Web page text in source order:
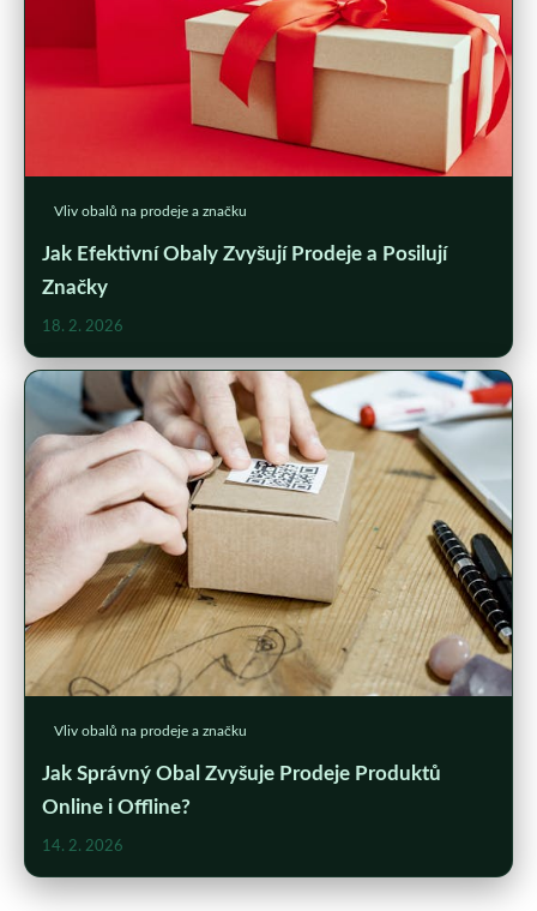
Vliv obalů na prodeje a značku
Jak Efektivní Obaly Zvyšují Prodeje a Posilují
Značky
18. 2. 2026
Vliv obalů na prodeje a značku
Jak Správný Obal Zvyšuje Prodeje Produktů
Online i Offline?
14. 2. 2026